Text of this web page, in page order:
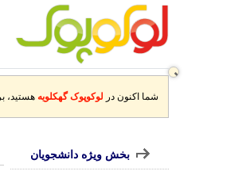
شما اکنون در لوکوپوک گهکلویه هستید،
بخش ویژه دانشجویان